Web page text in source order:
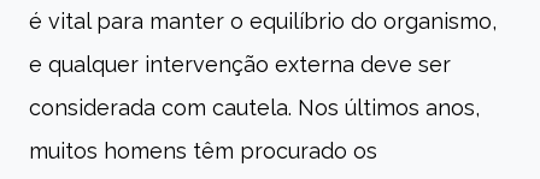
é vital para manter o equilíbrio do organismo,
e qualquer intervenção externa deve ser
considerada com cautela. Nos últimos anos,
muitos homens têm procurado os